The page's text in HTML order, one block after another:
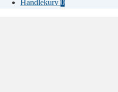
Handlekurv 0